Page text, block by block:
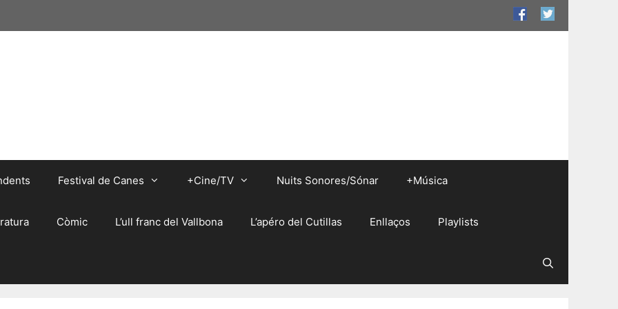
Festival de Canes +Cine/TV Nuits Sonores/Sónar +Música
Còmic L’ull franc del Vallbona L’apéro del Cutillas Enllaços Playlists